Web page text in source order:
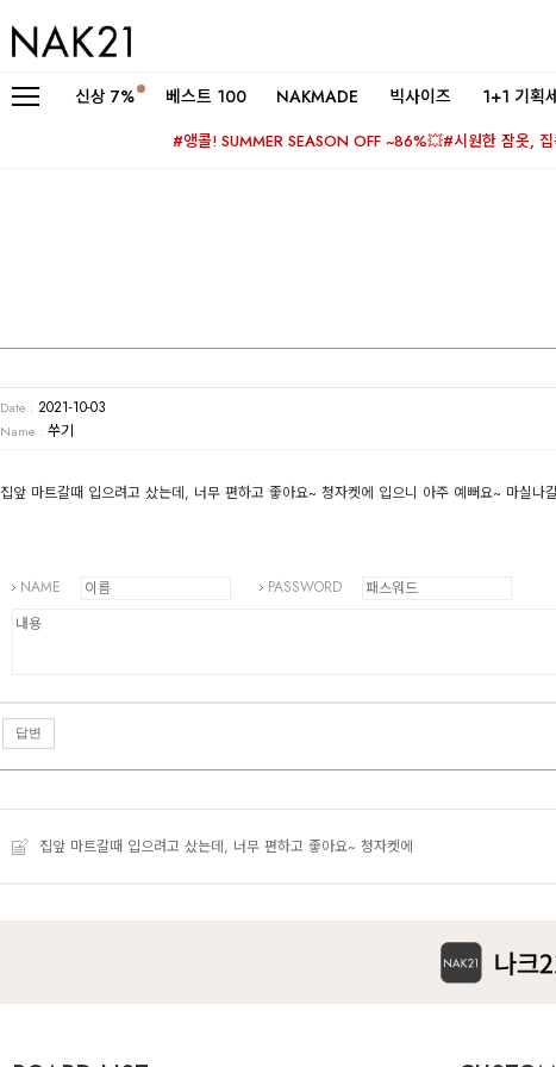
신상 7% 베스트 100 NAKMADE 빅사이즈 1+1 기획
#앵콜! SUMMER SEASON OFF ~86%💥#시원한 잠옷,
Date : 2021-10-03
Name : 쑤기
집앞 마트갈때 입으려고 샀는데, 너무 편하고 좋아요~ 청자켓에 입으니 아주 예뻐요~ 마실나
NAME PASSWORD
답변
집앞 마트갈때 입으려고 샀는데, 너무 편하고 좋아요~ 청자켓에